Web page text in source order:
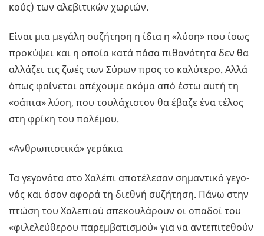
κούς) των αλε­βι­τι­κών χω­ριών.
Είναι μια με­γά­λη συ­ζή­τη­ση η ίδια η «λύση» που ίσως
προ­κύ­ψει και η οποία κατά πάσα πι­θα­νό­τη­τα δεν θα
αλ­λά­ζει τις ζωές των Σύρων προς το κα­λύ­τε­ρο. Αλλά
όπως φαί­νε­ται απέ­χου­με ακόμα από έστω αυτή τη
«σάπια» λύση, που του­λά­χι­στον θα έβαζε ένα τέλος
στη φρίκη του πο­λέ­μου.
«Αν­θρω­πι­στι­κά» γε­ρά­κια
Τα γε­γο­νό­τα στο Χα­λέ­πι απο­τέ­λε­σαν ση­μα­ντι­κό γε­γο­
νός και όσον αφορά τη διε­θνή συ­ζή­τη­ση. Πάνω στην
πτώση του Χα­λε­πιού σπε­κου­λά­ρουν οι οπα­δοί του
«φι­λε­λεύ­θε­ρου πα­ρεμ­βα­τι­σμού» για να αντε­πι­τε­θούν